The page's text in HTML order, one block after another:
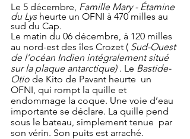
Le 5 décembre, Famille Mary - Étamine
du Lys heurte un OFNI à 470 milles au
sud du Cap.
Le matin du 06 décembre, à 120 milles
au nord-est des îles Crozet ( Sud-Ouest
de l’océan Indien intégralement situé
sur la plaque antarctique) . Le Bastide-
Otio de Kito de Pavant heurte  un
OFNI, qui rompt la quille et
endommage la coque. Une voie d’eau
importante se déclare. La quille pend
sous le bateau, simplement tenue  par
son vérin. Son puits est arraché.